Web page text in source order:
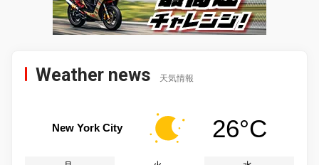
Weather news 天気情報
New York City 26°C